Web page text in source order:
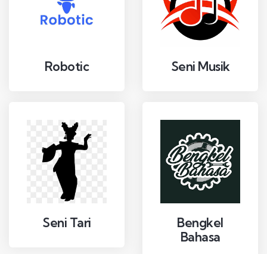
Robotic Seni Musik
Seni Tari
Bengkel
Bahasa